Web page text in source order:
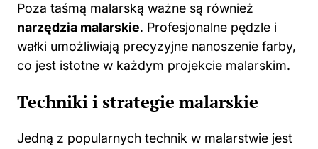
Poza taśmą malarską ważne są również
narzędzia malarskie. Profesjonalne pędzle i
wałki umożliwiają precyzyjne nanoszenie farby,
co jest istotne w każdym projekcie malarskim.
Techniki i strategie malarskie
Jedną z popularnych technik w malarstwie jest